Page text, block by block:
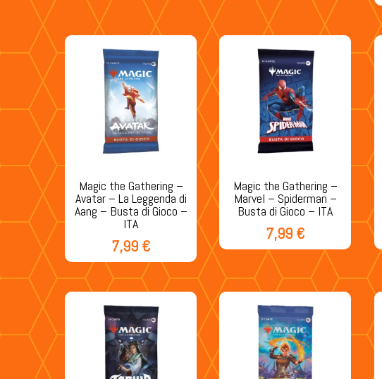
Magic the Gathering –
Avatar – La Leggenda di
Aang – Busta di Gioco –
ITA
7,99 €
Magic the Gathering –
Marvel – Spiderman –
Busta di Gioco – ITA
7,99 €